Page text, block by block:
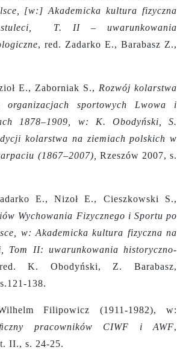
[w:] Akademicka kultura fizyczna
stuleci, T. II – uwarunkowania
, red. Zadarko E., Barabasz Z.,
E., Zaborniak S., Rozwój kolarstwa
organizacjach sportowych Lwowa i
1878–1909, w: K. Obodyński, S.
kolarstwa na ziemiach polskich w
(1867–2007),
Rzeszów 2007, s.
E., Nizoł E., Cieszkowski S.,
Wychowania Fizycznego i Sportu po
w: Akademicka kultura fizyczna na
Tom II: uwarunkowania historyczno-
red. K. Obodyński, Z. Barabasz,
138.
Filipowicz (1911-1982), w:
pracowników CIWF i AWF,
II., s. 24-25.